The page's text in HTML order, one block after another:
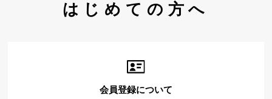
はじめての方へ
会員登録について